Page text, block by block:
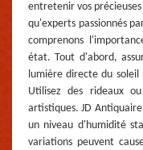
entretenir vos
qu'experts passionnés
comprenons
état. Tout d'abord,
lumière directe du
Utilisez des rideaux
artistiques. JD
un niveau d'humidité
variations peuvent